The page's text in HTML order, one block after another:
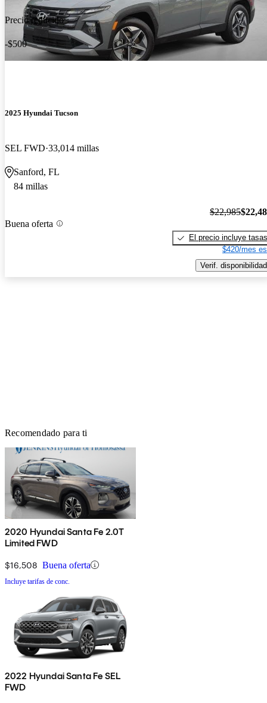
Precio reducido
-$500
2025 Hyundai Tucson
SEL FWD 33,014 millas
Sanford, FL
84 millas
Buena oferta
$22,985
El precio incluye tasas
$420/mes
Verif. disponibilidad
Recomendado para ti
2020 Hyundai Santa Fe 2.0T
Limited FWD
$16,508 Buena oferta
Incluye tarifas de conc.
2022 Hyundai Santa Fe SEL
FWD